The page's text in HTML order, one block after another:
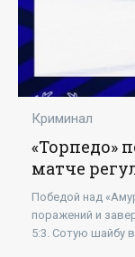
Криминал
«Торпедо»
матче
«Новости»
Победой над
поражений и
5:3. Сотую шайбу